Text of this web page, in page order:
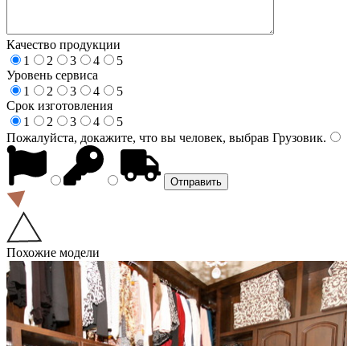
Качество продукции
1
2 3 4
5
Уровень сервиса
1
2 3 4
5
Срок изготовления
1
2 3 4
5
Пожалуйста, докажите, что вы человек, выбрав Грузовик.
Похожие модели